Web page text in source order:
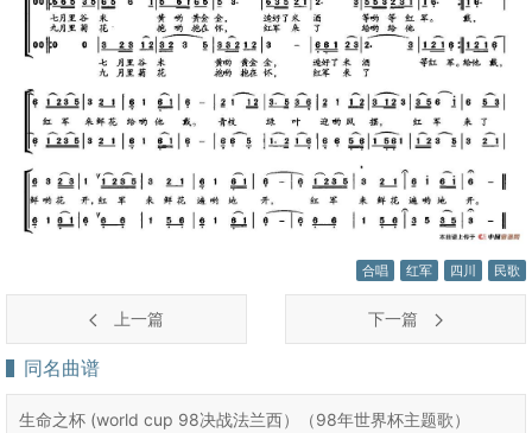
合唱 红军 四川 民歌
上一篇 下一篇
同名曲谱
生命之杯 (world cup 98决战法兰西）（98年世界杯主题歌）